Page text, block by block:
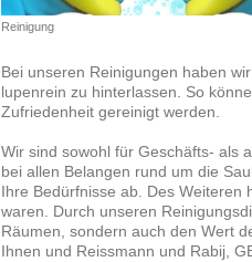
Reinigung
Bei unseren Reinigungen haben
lupenrein zu hinterlassen. So
Zufriedenheit gereinigt werden.
Wir sind sowohl für Geschäfts- als
bei allen Belangen rund um die
Ihre Bedürfnisse ab. Des Weiteren
waren. Durch unseren
Räumen, sondern auch den Wert
Ihnen und Reissmann und Rabij,